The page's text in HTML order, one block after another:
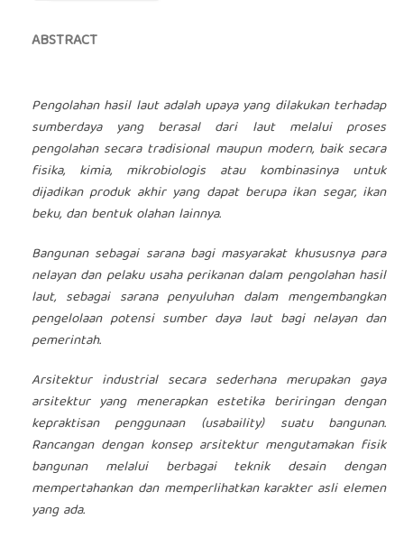
ABSTRACT
Pengolahan hasil laut adalah upaya yang dilakukan terhadap
sumberdaya yang berasal dari laut melalui proses
pengolahan secara tradisional maupun modern, baik secara
fisika, kimia, mikrobiologis atau kombinasinya untuk
dijadikan produk akhir yang dapat berupa ikan segar, ikan
beku, dan bentuk olahan lainnya.
Bangunan sebagai sarana bagi masyarakat khususnya para
nelayan dan pelaku usaha perikanan dalam pengolahan hasil
laut, sebagai sarana penyuluhan dalam mengembangkan
pengelolaan potensi sumber daya laut bagi nelayan dan
pemerintah.
Arsitektur industrial secara sederhana merupakan gaya
arsitektur yang menerapkan estetika beriringan dengan
kepraktisan penggunaan (usabaility) suatu bangunan.
Rancangan dengan konsep arsitektur mengutamakan fisik
bangunan melalui berbagai teknik desain dengan
mempertahankan dan memperlihatkan karakter asli elemen
yang ada.